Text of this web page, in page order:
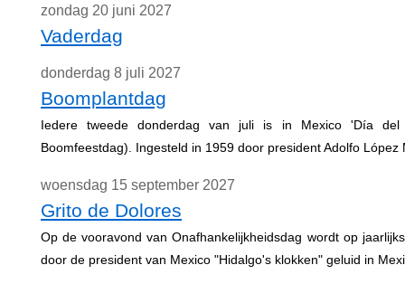
zondag 20 juni 2027
Vaderdag
donderdag 8 juli 2027
Boomplantdag
Iedere tweede donderdag van juli is in Mexico 'Día del
Boomfeestdag). Ingesteld in 1959 door president Adolfo López
woensdag 15 september 2027
Grito de Dolores
Op de vooravond van Onafhankelijkheidsdag wordt op
door de president van Mexico "Hidalgo's klokken" geluid in